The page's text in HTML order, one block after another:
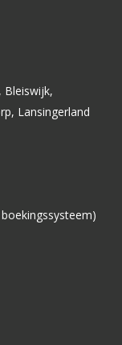
Bleiswijk,
Lansingerland